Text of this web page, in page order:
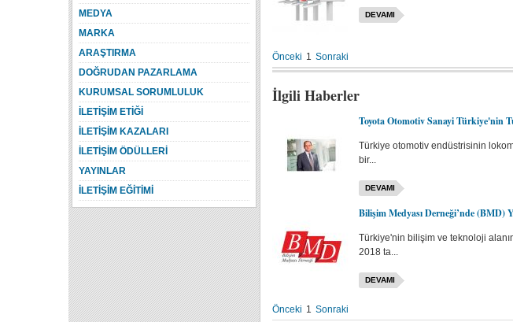
DEVAMI
Önceki 1 Sonraki
İlgili Haberler
Toyota Otomotiv Sanayi Türkiye'nin
Türkiye otomotiv endüstrisinin
bir...
DEVAMI
Bilişim Medyası Derneği’nde (BMD)
Türkiye'nin bilişim ve teknoloji
2018 ta...
DEVAMI
Önceki 1 Sonraki
MEDYA
MARKA
ARAŞTIRMA
DOĞRUDAN PAZARLAMA
KURUMSAL SORUMLULUK
İLETİŞİM ETİĞİ
İLETİŞİM KAZALARI
İLETİŞİM ÖDÜLLERİ
YAYINLAR
İLETİŞİM EĞİTİMİ